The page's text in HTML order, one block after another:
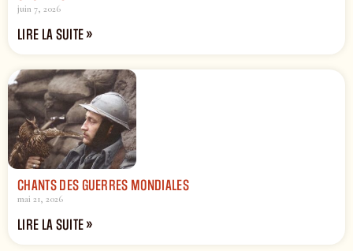
juin 7, 2026
LIRE LA SUITE »
CHANTS DES GUERRES MONDIALES
mai 21, 2026
LIRE LA SUITE »